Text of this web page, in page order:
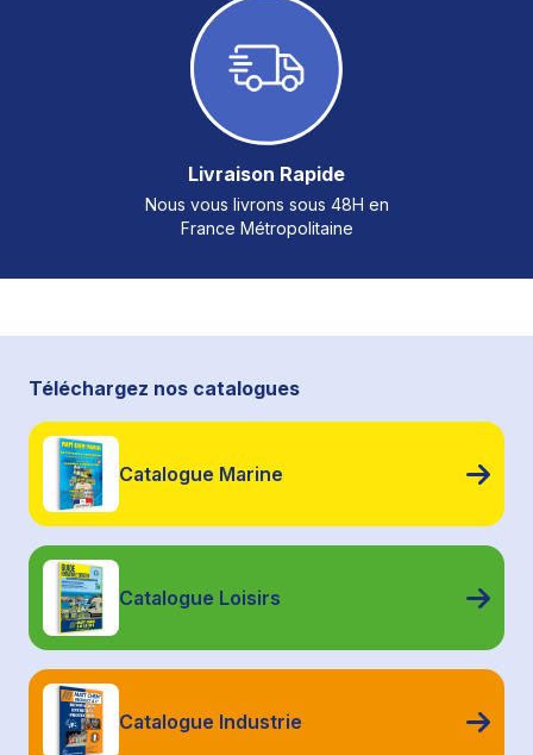
Livraison Rapide
Nous vous livrons sous 48H en
France Métropolitaine
Téléchargez nos catalogues
Catalogue Marine
Catalogue Loisirs
Catalogue Industrie